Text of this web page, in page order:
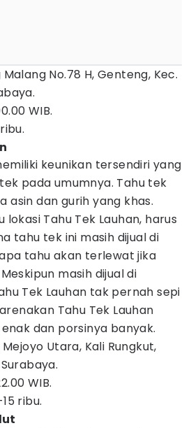
No.78 H, Genteng, Kec.
WIB.
keunikan tersendiri yang
pada umumnya. Tahu tek
asin dan gurih yang khas.
lokasi Tahu Tek Lauhan, harus
tahu tek ini masih dijual di
tahu akan terlewat jika
masih dijual di
Tek Lauhan tak pernah sepi
Tahu Tek Lauhan
dan porsinya banyak.
Utara, Kali Rungkut,
WIB.
ribu.